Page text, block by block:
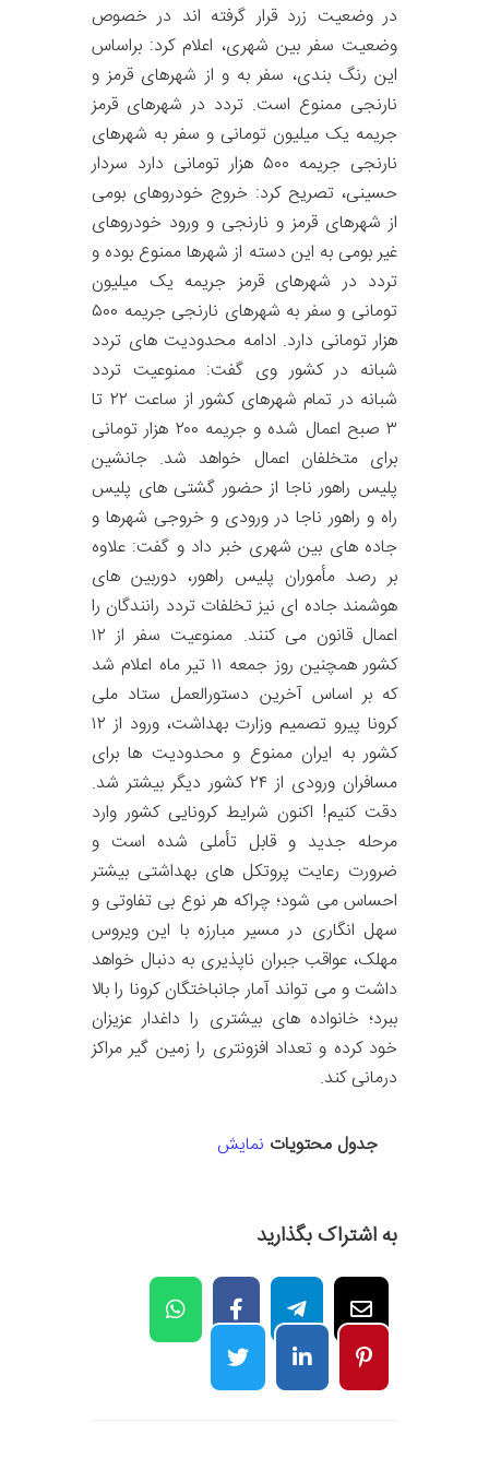
در وضعیت زرد قرار گرفته اند در خصوص
وضعیت سفر بین شهری، اعلام کرد: براساس
این رنگ بندی، سفر به و از شهرهای قرمز و
نارنجی ممنوع است. تردد در شهرهای قرمز
جریمه یک میلیون تومانی و سفر به شهرهای
نارنجی جریمه ۵۰۰ هزار تومانی دارد سردار
حسینی، تصریح کرد: خروج خودروهای بومی
از شهرهای قرمز و نارنجی و ورود خودروهای
غیر بومی به این دسته از شهرها ممنوع بوده و
تردد در شهرهای قرمز جریمه یک میلیون
تومانی و سفر به شهرهای نارنجی جریمه ۵۰۰
هزار تومانی دارد. ادامه محدودیت های تردد
شبانه در کشور وی گفت: ممنوعیت تردد
شبانه در تمام شهرهای کشور از ساعت ۲۲ تا
۳ صبح اعمال شده و جریمه ۲۰۰ هزار تومانی
برای متخلفان اعمال خواهد شد. جانشین
پلیس راهور ناجا از حضور گشتی های پلیس
راه و راهور ناجا در ورودی و خروجی شهرها و
جاده های بین شهری خبر داد و گفت: علاوه
بر رصد مأموران پلیس راهور، دوربین های
هوشمند جاده ای نیز تخلفات تردد رانندگان را
اعمال قانون می کنند. ممنوعیت سفر از ۱۲
کشور همچنین روز جمعه ۱۱ تیر ماه اعلام شد
که بر اساس آخرین دستورالعمل ستاد ملی
کرونا پیرو تصمیم وزارت بهداشت، ورود از ۱۲
کشور به ایران ممنوع و محدودیت ها برای
مسافران ورودی از ۲۴ کشور دیگر بیشتر شد.
دقت کنیم! اکنون شرایط کرونایی کشور وارد
مرحله جدید و قابل تأملی شده است و
ضرورت رعایت پروتکل های بهداشتی بیشتر
احساس می شود؛ چراکه هر نوع بی تفاوتی و
سهل انگاری در مسیر مبارزه با این ویروس
مهلک، عواقب جبران ناپذیری به دنبال خواهد
داشت و می تواند آمار جانباختگان کرونا را بالا
ببرد؛ خانواده های بیشتری را داغدار عزیزان
خود کرده و تعداد افزونتری را زمین گیر مراکز
درمانی کند.
جدول محتویات نمایش
به اشتراک بگذارید